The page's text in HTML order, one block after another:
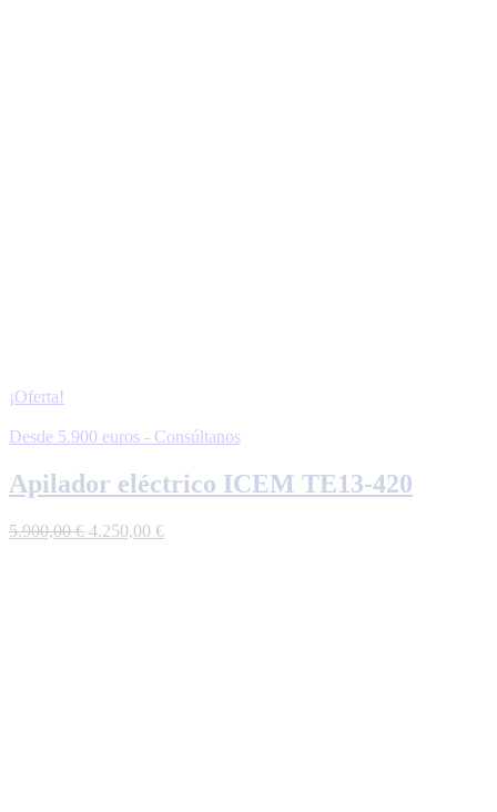
¡Oferta!
Desde 5.900 euros - Consúltanos
Apilador eléctrico ICEM TE13-420
5.900,00€ El
4.250,00 €El